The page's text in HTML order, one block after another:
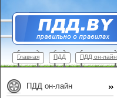
Главная ПДД ПДД он-лайн
ПДД он-лайн